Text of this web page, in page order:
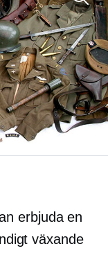
erbjuda en
växande